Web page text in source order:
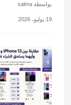
بواسطة salma
19 يوليو، 2026